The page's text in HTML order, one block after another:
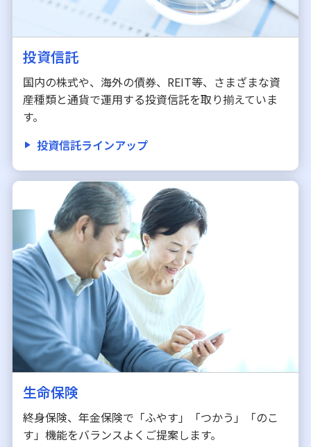
投資信託
国内の株式や、海外の債券、REIT等、さまざまな資
産種類と通貨で運用する投資信託を取り揃えていま
す。
投資信託ラインアップ
生命保険
終身保険、年金保険で「ふやす」「つかう」「のこ
す」機能をバランスよくご提案します。